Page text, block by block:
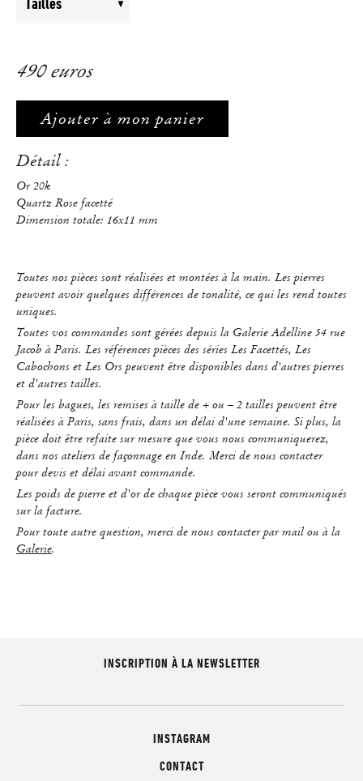
490 euros
Ajouter à mon panier
Détail :
Or 20k
Quartz Rose facetté
Dimension totale: 16x11 mm
Toutes nos pièces sont réalisées et montées à la main. Les pierres
peuvent avoir quelques différences de tonalité, ce qui les rend toutes
uniques.
Toutes vos commandes sont gérées depuis la Galerie Adelline 54 rue
Jacob à Paris. Les références pièces des séries Les Facettés, Les
Cabochons et Les Ors peuvent être disponibles dans d'autres pierres
et d'autres tailles.
Pour les bagues, les remises à taille de + ou – 2 tailles peuvent être
réalisées à Paris, sans frais, dans un délai d'une semaine. Si plus, la
pièce doit être refaite sur mesure que vous nous communiquerez,
dans nos ateliers de façonnage en Inde. Merci de nous contacter
pour devis et délai avant commande.
Les poids de pierre et d'or de chaque pièce vous seront communiqués
sur la facture.
Pour toute autre question, merci de nous contacter par mail ou à la
Galerie.
INSCRIPTION À LA NEWSLETTER
INSTAGRAM
CONTACT